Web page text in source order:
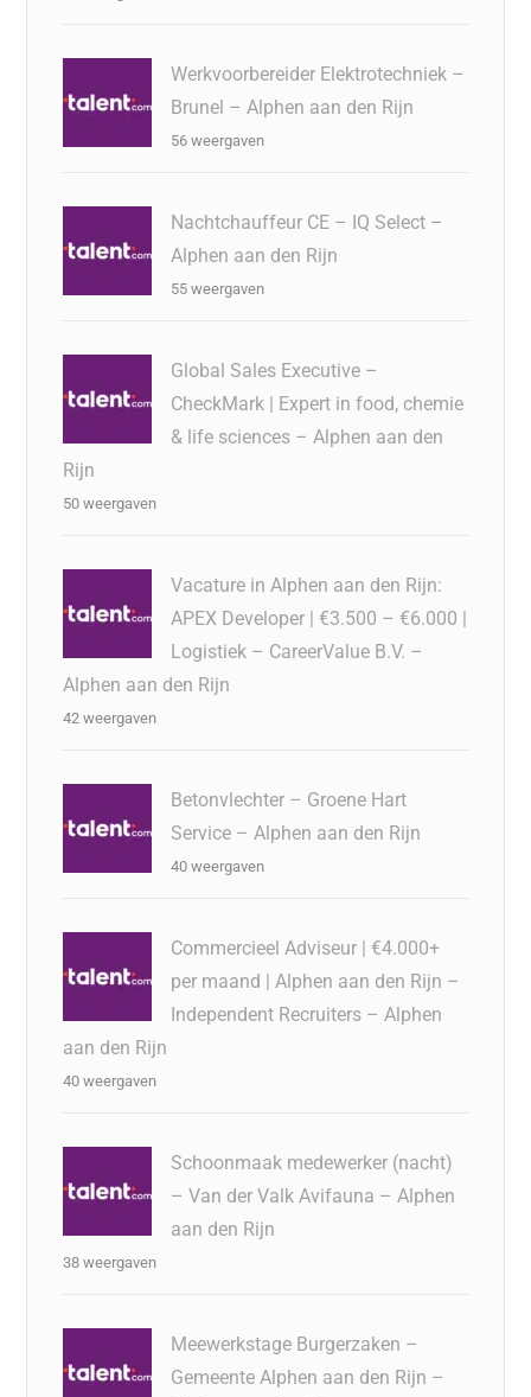
Werkvoorbereider Elektrotechniek –
Brunel – Alphen aan den Rijn
56 weergaven
Nachtchauffeur CE – IQ Select –
Alphen aan den Rijn
55 weergaven
Global Sales Executive –
CheckMark | Expert in food, chemie
& life sciences – Alphen aan den
Rijn
50 weergaven
Vacature in Alphen aan den Rijn:
APEX Developer | €3.500 – €6.000 |
Logistiek – CareerValue B.V. –
Alphen aan den Rijn
42 weergaven
Betonvlechter – Groene Hart
Service – Alphen aan den Rijn
40 weergaven
Commercieel Adviseur | €4.000+
per maand | Alphen aan den Rijn –
Independent Recruiters – Alphen
aan den Rijn
40 weergaven
Schoonmaak medewerker (nacht)
– Van der Valk Avifauna – Alphen
aan den Rijn
38 weergaven
Meewerkstage Burgerzaken –
Gemeente Alphen aan den Rijn –